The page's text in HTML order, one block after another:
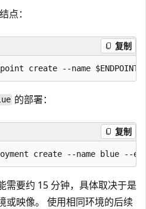
点：
复制
的部署：
复制
需要约 15 分钟，具体取决于是
或映像。 使用相同环境的后续